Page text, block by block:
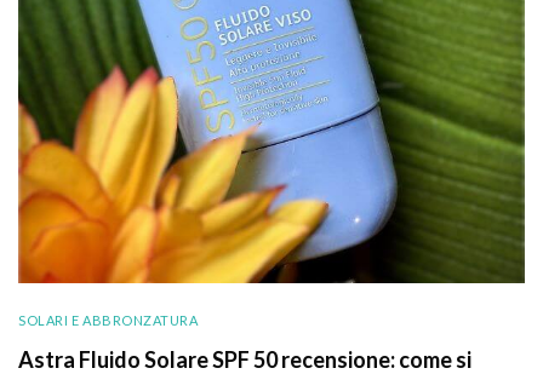
SOLARI E ABBRONZATURA
Astra Fluido Solare SPF 50 recensione: come si